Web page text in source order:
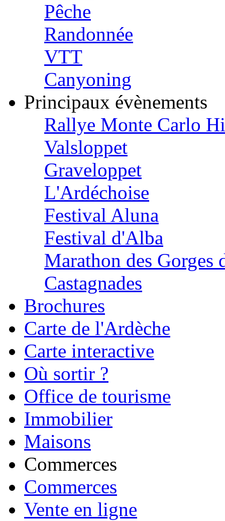
Pêche
Randonnée
VTT
Canyoning
Principaux évènements
Rallye Monte Carlo
Valsloppet
Graveloppet
L'Ardéchoise
Festival Aluna
Festival d'Alba
Marathon des Gorges
Castagnades
Brochures
Carte de l'Ardèche
Carte interactive
Où sortir ?
Office de tourisme
Immobilier
Maisons
Commerces
Commerces
Vente en ligne